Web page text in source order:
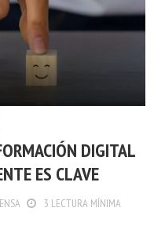
DIGITAL
ES CLAVE
3 LECTURA MÍNIMA